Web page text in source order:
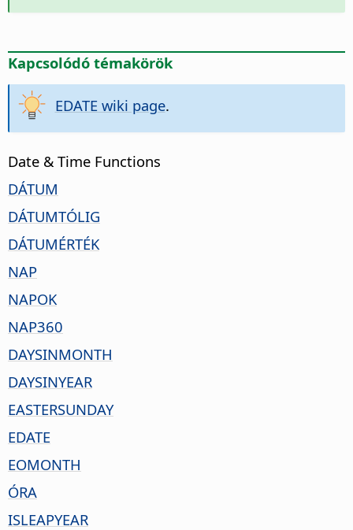
Kapcsolódó témakörök
EDATE wiki page.
Date & Time Functions
DÁTUM
DÁTUMTÓLIG
DÁTUMÉRTÉK
NAP
NAPOK
NAP360
DAYSINMONTH
DAYSINYEAR
EASTERSUNDAY
EDATE
EOMONTH
ÓRA
ISLEAPYEAR